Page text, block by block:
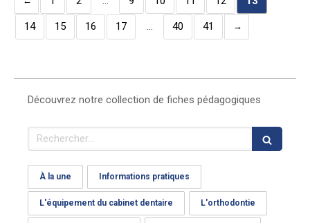
14 15 16 17 … 40 41
Découvrez notre collection de fiches pédagogiques
Rechercher
À la une Informations pratiques
L'équipement du cabinet dentaire L'orthodontie